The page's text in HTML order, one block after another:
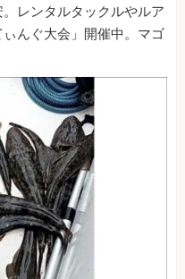
レンタルタックルやルア
んぐ大会」開催中。マゴ